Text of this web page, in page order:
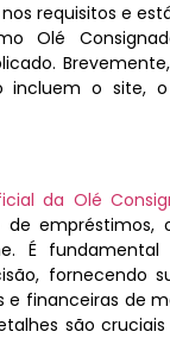
requisitos e
Olé
incluem o site,
da Olé
empréstimos,
É fundamental
fornecendo
e financeiras de
são